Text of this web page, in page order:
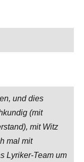
und dies
(mit
mit Witz
mal mit
Lyriker-Team um